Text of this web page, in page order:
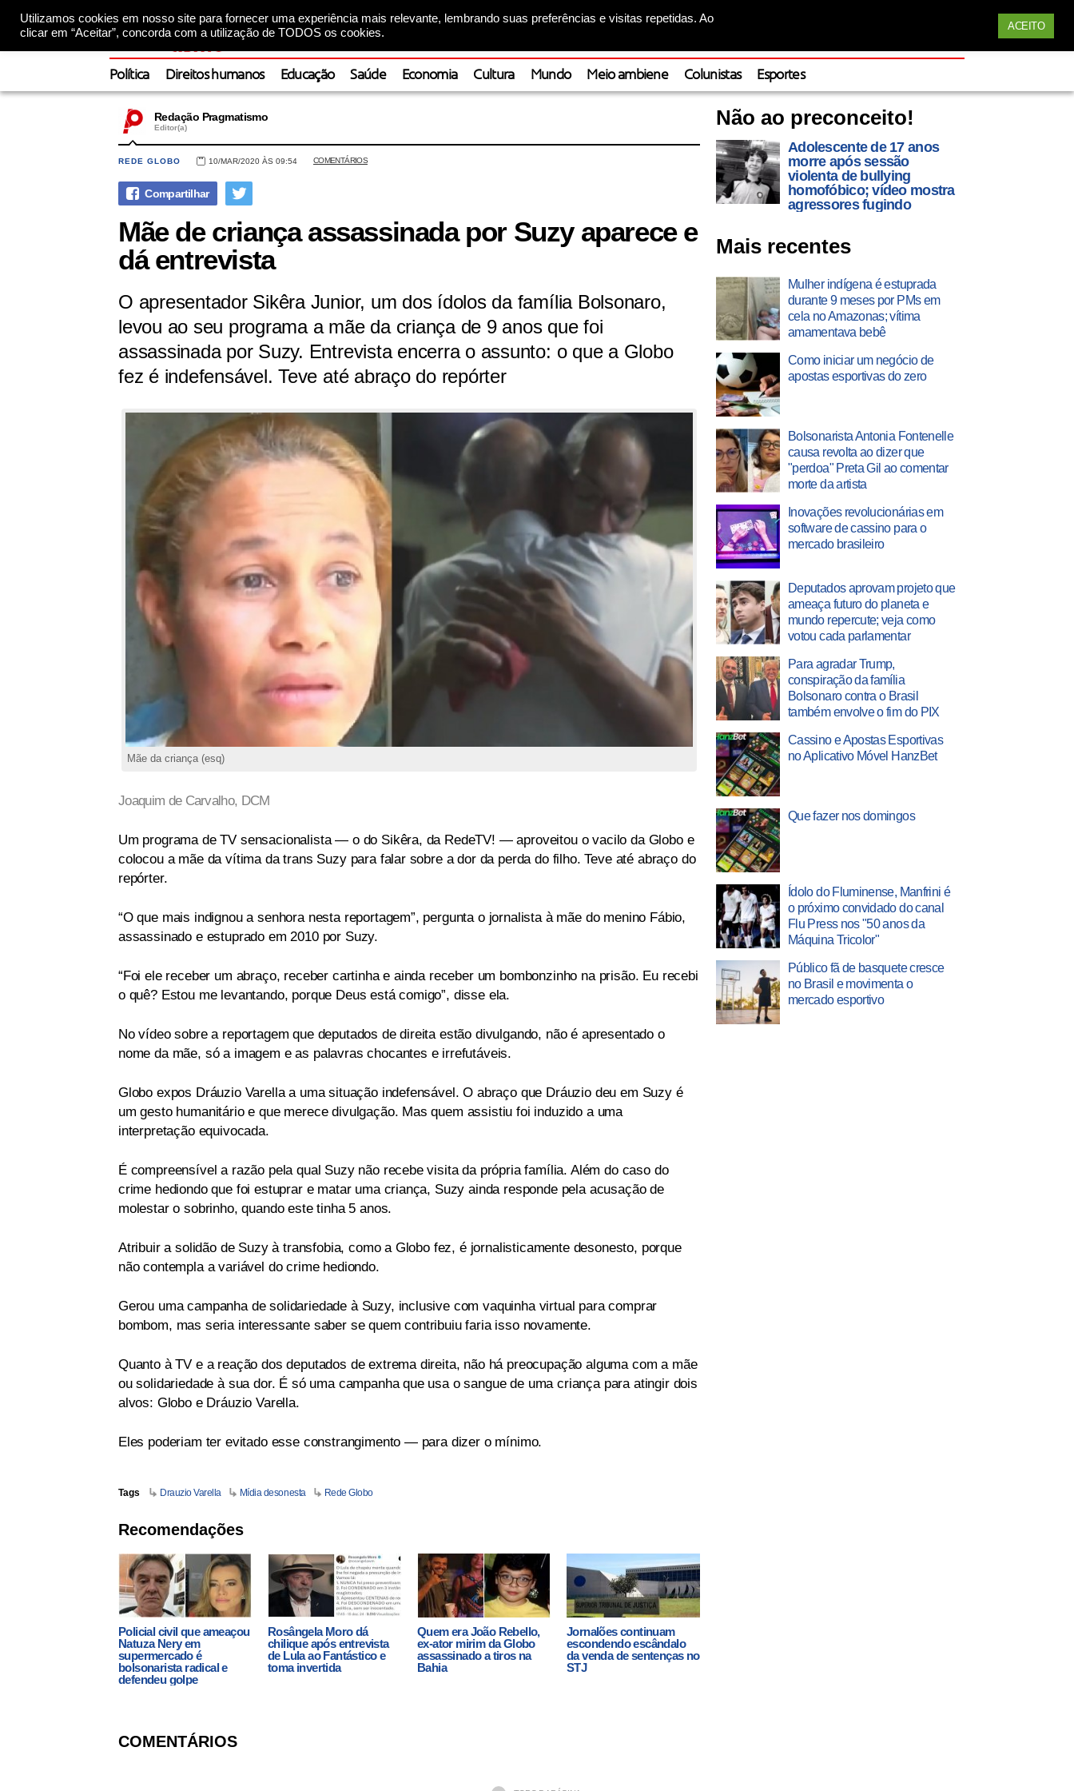
Utilizamos cookies em nosso site para fornecer uma experiência mais relevante, lembrando suas preferências e visitas repetidas. Ao
clicar em “Aceitar”, concorda com a utilização de TODOS os cookies.
ACEITO
Política Direitos humanos Educação Saúde Economia Cultura Mundo Meio ambiene Colunistas Esportes
Redação Pragmatismo
Editor(a)
REDE GLOBO 10/MAR/2020 ÀS 09:54 COMENTÁRIOS
Mãe de criança assassinada por Suzy aparece e
dá entrevista
O apresentador Sikêra Junior, um dos ídolos da família Bolsonaro,
levou ao seu programa a mãe da criança de 9 anos que foi
assassinada por Suzy. Entrevista encerra o assunto: o que a Globo
fez é indefensável. Teve até abraço do repórter
Mãe da criança (esq)
Joaquim de Carvalho, DCM
Um programa de TV sensacionalista — o do Sikêra, da RedeTV! — aproveitou o vacilo da Globo e
colocou a mãe da vítima da trans Suzy para falar sobre a dor da perda do filho. Teve até abraço do
repórter.
“O que mais indignou a senhora nesta reportagem”, pergunta o jornalista à mãe do menino Fábio,
assassinado e estuprado em 2010 por Suzy.
“Foi ele receber um abraço, receber cartinha e ainda receber um bombonzinho na prisão. Eu recebi
o quê? Estou me levantando, porque Deus está comigo”, disse ela.
No vídeo sobre a reportagem que deputados de direita estão divulgando, não é apresentado o
nome da mãe, só a imagem e as palavras chocantes e irrefutáveis.
Globo expos Dráuzio Varella a uma situação indefensável. O abraço que Dráuzio deu em Suzy é
um gesto humanitário e que merece divulgação. Mas quem assistiu foi induzido a uma
interpretação equivocada.
É compreensível a razão pela qual Suzy não recebe visita da própria família. Além do caso do
crime hediondo que foi estuprar e matar uma criança, Suzy ainda responde pela acusação de
molestar o sobrinho, quando este tinha 5 anos.
Atribuir a solidão de Suzy à transfobia, como a Globo fez, é jornalisticamente desonesto, porque
não contempla a variável do crime hediondo.
Gerou uma campanha de solidariedade à Suzy, inclusive com vaquinha virtual para comprar
bombom, mas seria interessante saber se quem contribuiu faria isso novamente.
Quanto à TV e a reação dos deputados de extrema direita, não há preocupação alguma com a mãe
ou solidariedade à sua dor. É só uma campanha que usa o sangue de uma criança para atingir dois
alvos: Globo e Dráuzio Varella.
Eles poderiam ter evitado esse constrangimento — para dizer o mínimo.
Tags Drauzio Varella Mídia desonesta Rede Globo
Recomendações
Policial civil que ameaçou
Natuza Nery em
supermercado é
bolsonarista radical e
defendeu golpe
Rosângela Moro dá
chilique após entrevista
de Lula ao Fantástico e
toma invertida
Quem era João Rebello,
ex-ator mirim da Globo
assassinado a tiros na
Bahia
Jornalões continuam
escondendo escândalo
da venda de sentenças no
STJ
COMENTÁRIOS
Não ao preconceito!
Adolescente de 17 anos
morre após sessão
violenta de bullying
homofóbico; vídeo mostra
agressores fugindo
Mais recentes
Mulher indígena é estuprada
durante 9 meses por PMs em
cela no Amazonas; vítima
amamentava bebê
Como iniciar um negócio de
apostas esportivas do zero
Bolsonarista Antonia Fontenelle
causa revolta ao dizer que
"perdoa" Preta Gil ao comentar
morte da artista
Inovações revolucionárias em
software de cassino para o
mercado brasileiro
Deputados aprovam projeto que
ameaça futuro do planeta e
mundo repercute; veja como
votou cada parlamentar
Para agradar Trump,
conspiração da família
Bolsonaro contra o Brasil
também envolve o fim do PIX
Cassino e Apostas Esportivas
no Aplicativo Móvel HanzBet
Que fazer nos domingos
Ídolo do Fluminense, Manfrini é
o próximo convidado do canal
Flu Press nos "50 anos da
Máquina Tricolor"
Público fã de basquete cresce
no Brasil e movimenta o
mercado esportivo